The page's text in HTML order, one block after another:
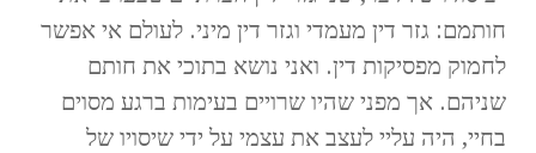
חותמם: גזר דין מעמדי וגזר דין מיני. לעולם אי אפשר
לחמוק מפסיקות דין. ואני נושא בתוכי את חותם
שניהם. אך מפני שהיו שרויים בעימות ברגע מסוים
בחיי, היה עליי לעצב את עצמי על ידי שיסויו של